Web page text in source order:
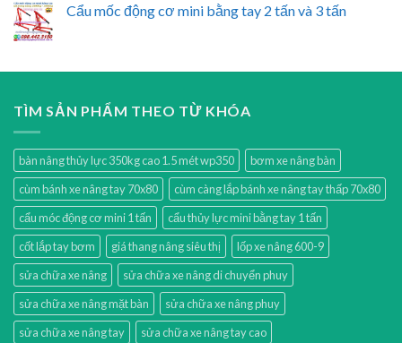
Cẩu mốc động cơ mini bằng tay 2 tấn và 3 tấn
TÌM SẢN PHẨM THEO TỪ KHÓA
bàn nâng thủy lực 350kg cao 1.5 mét wp350
bơm xe nâng bàn
cùm bánh xe nâng tay 70x80
cùm càng lắp bánh xe nâng tay thấp 70x80
cẩu móc động cơ mini 1 tấn
cẩu thủy lực mini bằng tay 1 tấn
cốt lắp tay bơm
giá thang nâng siêu thị
lốp xe nâng 600-9
sửa chữa xe nâng
sửa chữa xe nâng di chuyển phuy
sửa chữa xe nâng mặt bàn
sửa chữa xe nâng phuy
sửa chữa xe nâng tay
sửa chữa xe nâng tay cao